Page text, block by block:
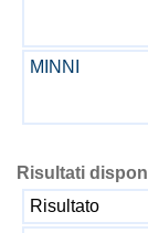
MINNI
Risultati
Risultato